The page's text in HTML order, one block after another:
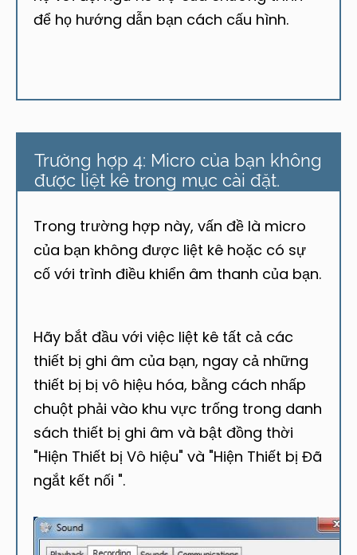
để họ hướng dẫn bạn cách cấu hình.
Trường hợp 4: Micro của bạn không
được liệt kê trong mục cài đặt.
Trong trường hợp này, vấn đề là micro
của bạn không được liệt kê hoặc có sự
cố với trình điều khiển âm thanh của bạn.
Hãy bắt đầu với việc liệt kê tất cả các
thiết bị ghi âm của bạn, ngay cả những
thiết bị bị vô hiệu hóa, bằng cách nhấp
chuột phải vào khu vực trống trong danh
sách thiết bị ghi âm và bật đồng thời
"Hiện Thiết bị Vô hiệu" và "Hiện Thiết bị Đã
ngắt kết nối ".